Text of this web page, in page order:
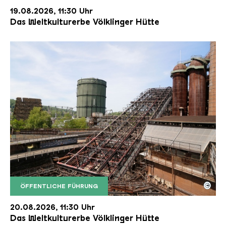
19.08.2026, 11:30 Uhr
Das Weltkulturerbe Völklinger Hütte
ÖFFENTLICHE FÜHRUNG
Der Erzschrägaufzug der Völklinger Hütte mit
Copyright: Weltkulturerbe Völklinger Hütte | Karl
©
20.08.2026, 11:30 Uhr
Das Weltkulturerbe Völklinger Hütte